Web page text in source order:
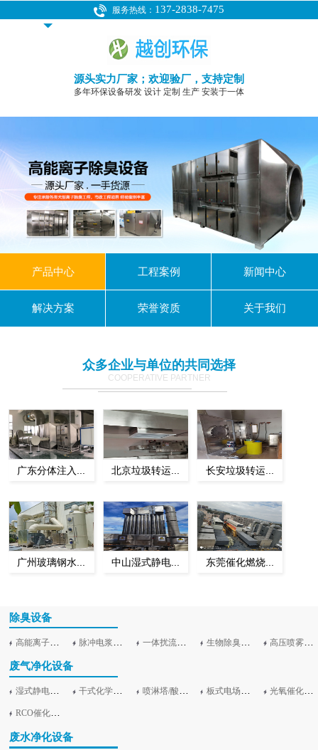
服务热线： 137-2838-7475
源头实力厂家；欢迎验厂，支持定制
多年环保设备研发 设计 定制 生产 安装于一体
产品中心 工程案例 新闻中心
解决方案 荣誉资质 关于我们
众多企业与单位的共同选择
COOPERATIVE PARTNER
广东分体注入... 北京垃圾转运... 长安垃圾转运...
广州玻璃钢水... 中山湿式静电... 东莞催化燃烧...
除臭设备
高能离子除臭设备 脉冲电浆除臭设备 一体扰流除臭设备 生物除臭设备及滤池加盖 高压喷雾除臭净化设备
废气净化设备
湿式静电工业油烟净化设备 干式化学滤料/活性炭吸附设备 喷淋塔/酸雾净塔/旋流塔 板式电场等离子净化设备 光氧催化净化设备（UV光解）
RCO催化吸附燃烧设备
废水净化设备